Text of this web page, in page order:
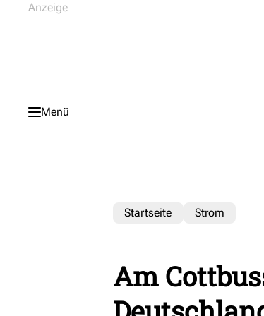
Menü
Startseite Strom
Am